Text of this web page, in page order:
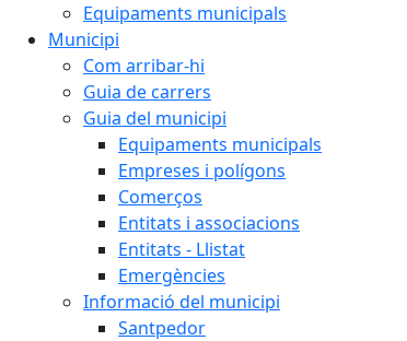
Equipaments municipals
Municipi
Com arribar-hi
Guia de carrers
Guia del municipi
Equipaments municipals
Empreses i polígons
Comerços
Entitats i associacions
Entitats - Llistat
Emergències
Informació del municipi
Santpedor